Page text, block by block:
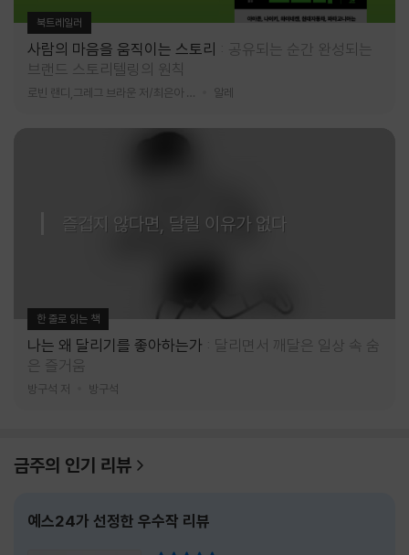
북트레일러
사람의 마음을 움직이는 스토리
공유되는 순간 완성되는
브랜드 스토리텔링의 원칙
알레
즐겁지 않다면, 달릴 이유가 없다
한 줄로 읽는 책
나는 왜 달리기를 좋아하는가
달리면서 깨달은 일상 속 숨
은 즐거움
방구석 저 방구석
금주의 인기 리뷰
예스24가 선정한 우수작 리뷰